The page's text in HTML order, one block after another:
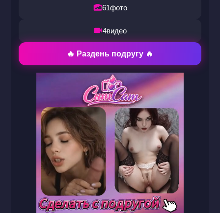
61фото
4видео
🔥 Раздень подругу 🔥